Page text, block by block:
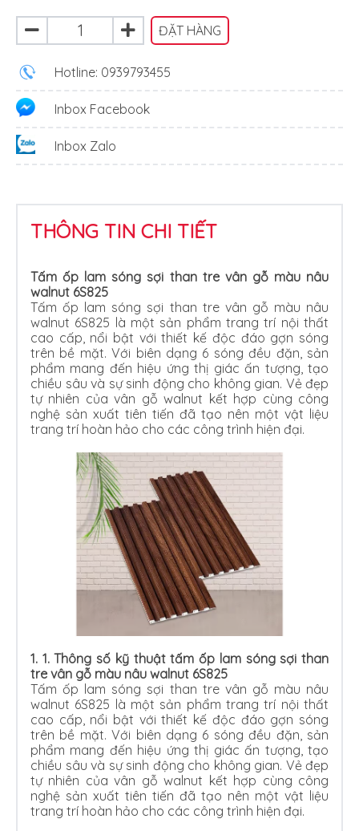
ĐẶT HÀNG
Hotline: 0939793455
Inbox Facebook
Inbox Zalo
THÔNG TIN CHI TIẾT
Tấm ốp lam sóng sợi than tre vân gỗ màu nâu
walnut 6S825
Tấm ốp lam sóng sợi than tre vân gỗ màu nâu
walnut 6S825 là một sản phẩm trang trí nội thất
cao cấp, nổi bật với thiết kế độc đáo gợn sóng
trên bề mặt. Với biên dạng 6 sóng đều đặn, sản
phẩm mang đến hiệu ứng thị giác ấn tượng, tạo
chiều sâu và sự sinh động cho không gian. Vẻ đẹp
tự nhiên của vân gỗ walnut kết hợp cùng công
nghệ sản xuất tiên tiến đã tạo nên một vật liệu
trang trí hoàn hảo cho các công trình hiện đại.
1. 1. Thông số kỹ thuật tấm ốp lam sóng sợi than
tre vân gỗ màu nâu walnut 6S825
Tấm ốp lam sóng sợi than tre vân gỗ màu nâu
walnut 6S825 là một sản phẩm trang trí nội thất
cao cấp, nổi bật với thiết kế độc đáo gợn sóng
trên bề mặt. Với biên dạng 6 sóng đều đặn, sản
phẩm mang đến hiệu ứng thị giác ấn tượng, tạo
chiều sâu và sự sinh động cho không gian. Vẻ đẹp
tự nhiên của vân gỗ walnut kết hợp cùng công
nghệ sản xuất tiên tiến đã tạo nên một vật liệu
trang trí hoàn hảo cho các công trình hiện đại.